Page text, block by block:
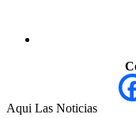
Aqui Las Noticias